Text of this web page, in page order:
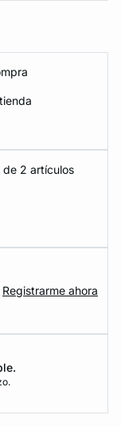
2 artículos
Registrarme ahora